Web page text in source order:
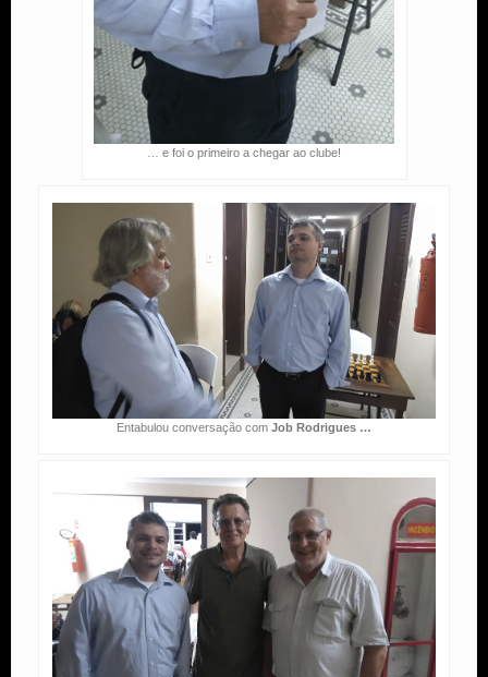
… e foi o primeiro a chegar ao clube!
Entabulou conversação com Job Rodrigues …